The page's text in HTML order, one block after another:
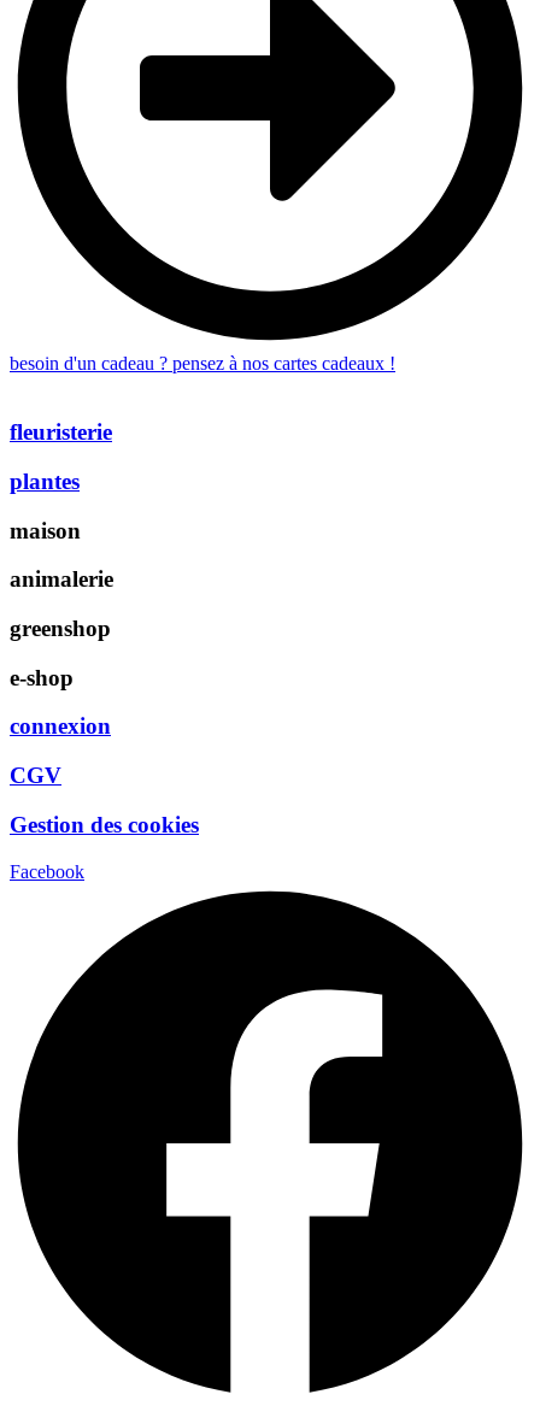
besoin d'un cadeau ? pensez à nos cartes cadeaux !
fleuristerie
plantes
maison
animalerie
greenshop
e-shop
connexion
CGV
Gestion des cookies
Facebook